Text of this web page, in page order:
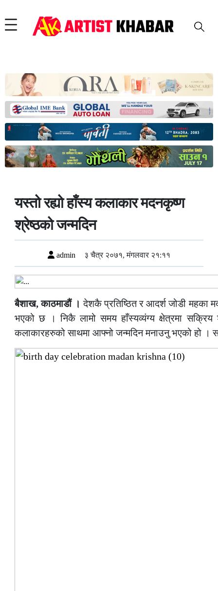
यस्तो रह्यो हाँस्य कलाकार मदनकृष्ण
श्रेष्ठको जन्मदिन
admin ३ चैत्र २०७१, मंगलवार २१:११
बैशाख, काठमाडौं ।देशकै प्रतिष्ठित र आदर्श जोडी महका
भएको छ । निकै लामो समय हाँस्यव्यंग्य क्षेत्रमा
कलाकारहरुको साथमा आफ्नो जन्मदिन मनाउनु भएको हो ।